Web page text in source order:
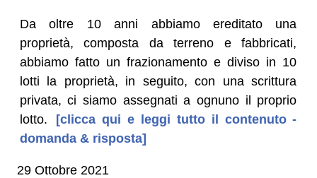
Da oltre 10 anni abbiamo ereditato una
proprietà, composta da terreno e fabbricati,
abbiamo fatto un frazionamento e diviso in 10
lotti la proprietà, in seguito, con una scrittura
privata, ci siamo assegnati a ognuno il proprio
lotto.
[clicca qui e leggi tutto il contenuto -
domanda & risposta]
29 Ottobre 2021